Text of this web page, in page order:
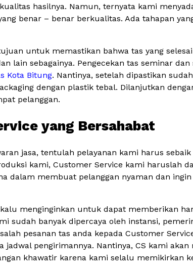
hasilnya. Namun, ternyata kami
benar – benar berkualitas. Ada tahapan
untuk memastikan bahwa tas yang
lain sebagainya. Pengecekan tas seminar
Kota Bitung. Nantinya, setelah dipastikan
dengan plastik tebal. Dilanjutkan
pelanggan.
yang Bersahabat
jasa, tentulah pelayanan kami harus
kami, Customer Service kami haruslah
dalam membuat pelanggan nyaman dan
menginginkan untuk dapat memberikan
sudah banyak dipercaya oleh instansi,
pesanan tas anda kepada Customer
jadwal pengirimannya. Nantinya, CS kami
khawatir karena kami selalu memikirkan